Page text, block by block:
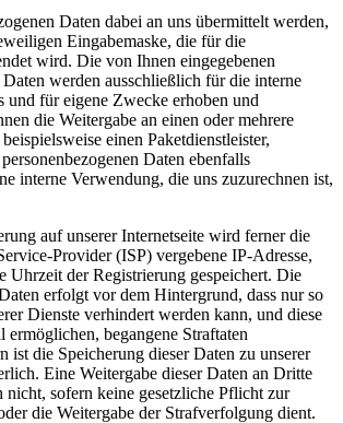
Daten dabei an uns übermittelt werden,
Eingabemaske, die für die
wird. Die von Ihnen eingegebenen
Daten werden ausschließlich für die interne
und für eigene Zwecke erhoben und
die Weitergabe an einen oder mehrere
einen Paketdienstleister,
Daten ebenfalls
interne Verwendung, die uns zuzurechnen ist,
auf unserer Internetseite wird ferner die
Provider (ISP) vergebene IP-Adresse,
Uhrzeit der Registrierung gespeichert. Die
erfolgt vor dem Hintergrund, dass nur so
Dienste verhindert werden kann, und diese
begangene Straftaten
ist die Speicherung dieser Daten zu unserer
Eine Weitergabe dieser Daten an Dritte
nicht, sofern keine gesetzliche Pflicht zur
die Weitergabe der Strafverfolgung dient.